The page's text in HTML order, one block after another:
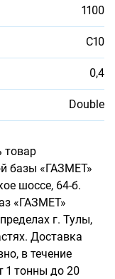
1100
С10
0,4
Double
товар
базы «ГАЗМЕТ»
шоссе, 64-б.
«ГАЗМЕТ»
г. Тулы,
Доставка
в течение
1 тонны до 20